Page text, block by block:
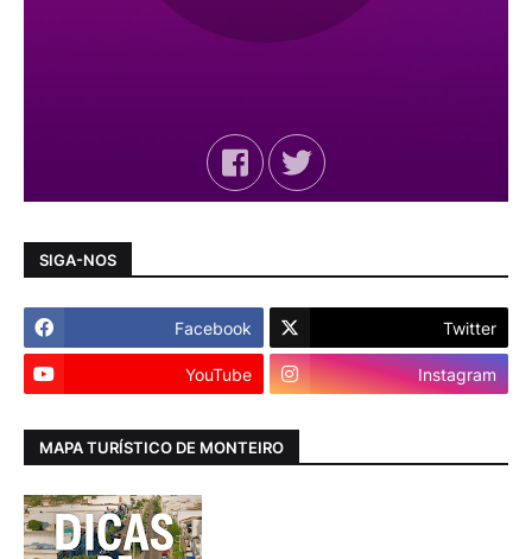
SIGA-NOS
Facebook Twitter
YouTube Instagram
MAPA TURÍSTICO DE MONTEIRO